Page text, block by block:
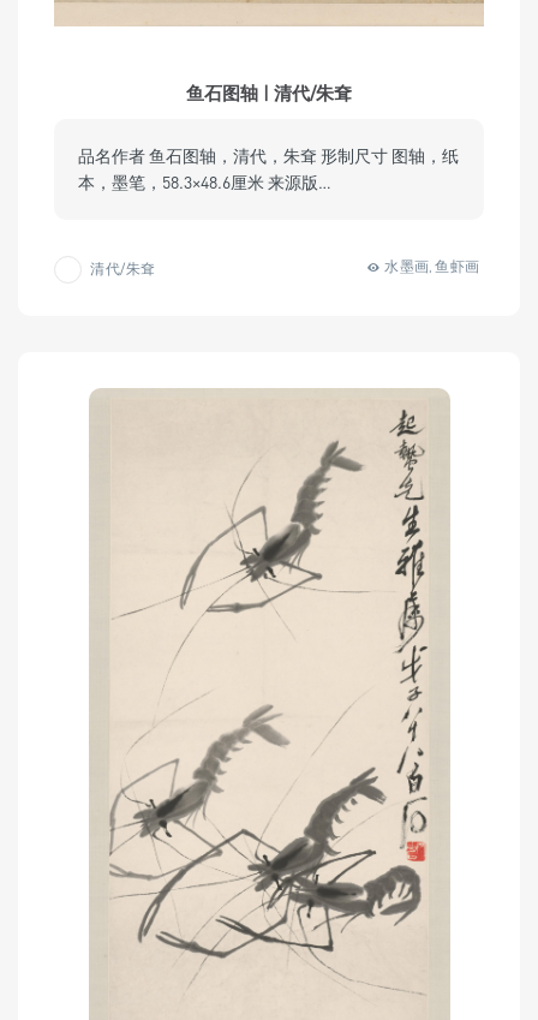
鱼石图轴 | 清代/朱耷
品名作者 鱼石图轴，清代，朱耷 形制尺寸 图轴，纸
本，墨笔，58.3×48.6厘米 来源版…
清代/朱耷 水墨画,鱼虾画